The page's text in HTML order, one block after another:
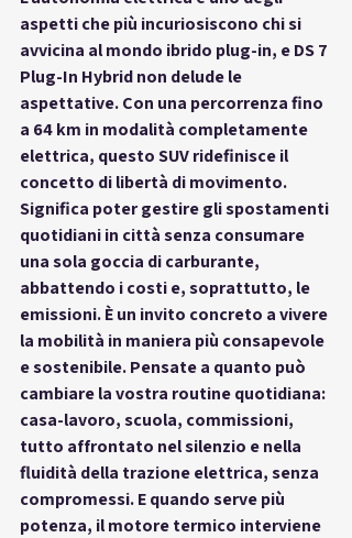
aspetti che più incuriosiscono chi si
avvicina al mondo ibrido plug-in, e DS 7
Plug-In Hybrid non delude le
aspettative. Con una percorrenza fino
a 64 km in modalità completamente
elettrica, questo SUV ridefinisce il
concetto di libertà di movimento.
Significa poter gestire gli spostamenti
quotidiani in città senza consumare
una sola goccia di carburante,
abbattendo i costi e, soprattutto, le
emissioni. È un invito concreto a vivere
la mobilità in maniera più consapevole
e sostenibile. Pensate a quanto può
cambiare la vostra routine quotidiana:
casa-lavoro, scuola, commissioni,
tutto affrontato nel silenzio e nella
fluidità della trazione elettrica, senza
compromessi. E quando serve più
potenza, il motore termico interviene